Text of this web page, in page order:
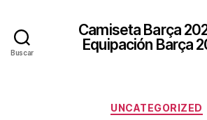
Buscar
Camiseta Barça
Equipación Barça
UNCATEGORIZED